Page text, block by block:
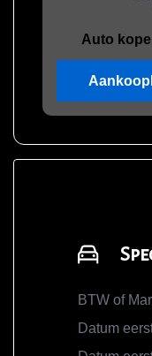
Auto
BTW of
Datum